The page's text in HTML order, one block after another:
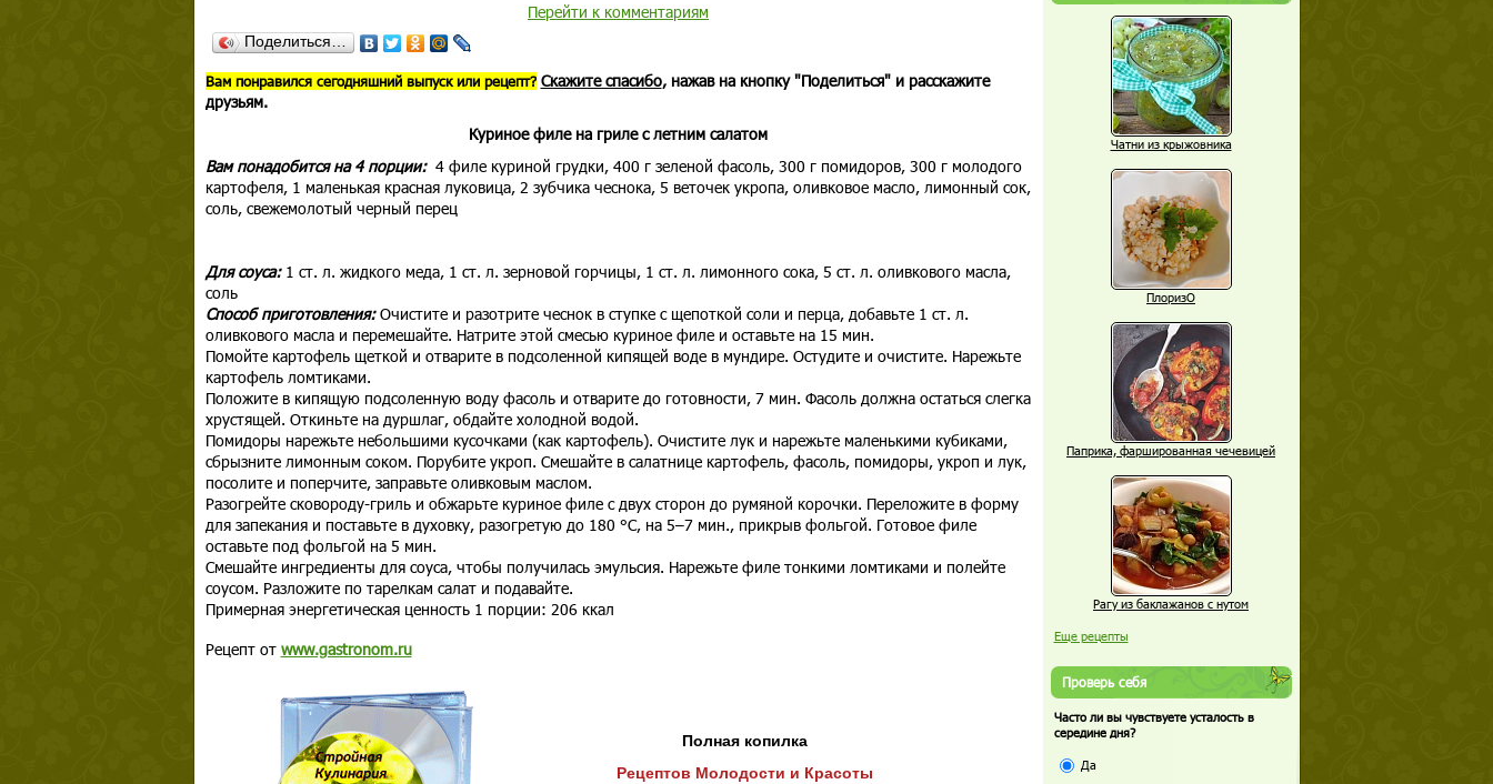
Перейти к комментариям
Поделиться…
Вам понравился сегодняшний выпуск или рецепт? Скажите спасибо, нажав на кнопку "Поделиться" и расскажите
друзьям.
Куриное филе на гриле с летним салатом
Вам понадобится на 4 порции: 4 филе куриной грудки, 400 г зеленой фасоль, 300 г помидоров, 300 г молодого
картофеля, 1 маленькая красная луковица, 2 зубчика чеснока, 5 веточек укропа, оливковое масло, лимонный сок,
соль, свежемолотый черный перец
Для соуса: 1 ст. л. жидкого меда, 1 ст. л. зерновой горчицы, 1 ст. л. лимонного сока, 5 ст. л. оливкового масла,
соль
Способ приготовления:Очистите и разотрите чеснок в ступке с щепоткой соли и перца, добавьте 1 ст. л.
оливкового масла и перемешайте. Натрите этой смесью куриное филе и оставьте на 15 мин.
Помойте картофель щеткой и отварите в подсоленной кипящей воде в мундире. Остудите и очистите. Нарежьте
картофель ломтиками.
Положите в кипящую подсоленную воду фасоль и отварите до готовности, 7 мин. Фасоль должна остаться слегка
хрустящей. Откиньте на дуршлаг, обдайте холодной водой.
Помидоры нарежьте небольшими кусочками (как картофель). Очистите лук и нарежьте маленькими кубиками,
сбрызните лимонным соком. Порубите укроп. Смешайте в салатнице картофель, фасоль, помидоры, укроп и лук,
посолите и поперчите, заправьте оливковым маслом.
Разогрейте сковороду-гриль и обжарьте куриное филе с двух сторон до румяной корочки. Переложите в форму
для запекания и поставьте в духовку, разогретую до 180 °С, на 5–7 мин., прикрыв фольгой. Готовое филе
оставьте под фольгой на 5 мин.
Смешайте ингредиенты для соуса, чтобы получилась эмульсия. Нарежьте филе тонкими ломтиками и полейте
соусом. Разложите по тарелкам салат и подавайте.
Примерная энергетическая ценность 1 порции: 206 ккал
Рецепт от www.gastronom.ru
Полная копилка
Рецептов Молодости и Красоты
Чатни из крыжовника
ПлоризО
Паприка, фаршированная чечевицей
Рагу из баклажанов с нутом
Еще рецепты
Проверь себя
Часто ли вы чувствуете усталость в
середине дня?
Да